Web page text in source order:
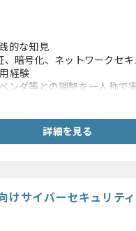
的な知見
、暗号化、ネットワークセ
経験
ンダ等との調整を一人称で
経験
詳細を見る
けサイバーセキュリテ